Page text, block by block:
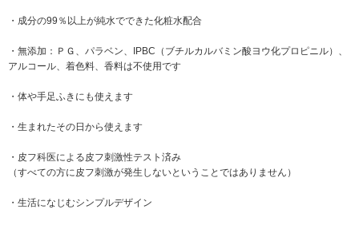
・成分の99％以上が純水でできた化粧水配合
・無添加：ＰＧ、パラベン、IPBC（ブチルカルバミン酸ヨウ化プロピニル）、
アルコール、着色料、香料は不使用です
・体や手足ふきにも使えます
・生まれたその日から使えます
・皮フ科医による皮フ刺激性テスト済み
（すべての方に皮フ刺激が発生しないということではありません）
・生活になじむシンプルデザイン